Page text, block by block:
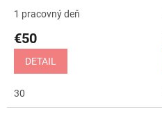
Gero khaki Protetika
1 pracovný deň
€50
DETAIL
30